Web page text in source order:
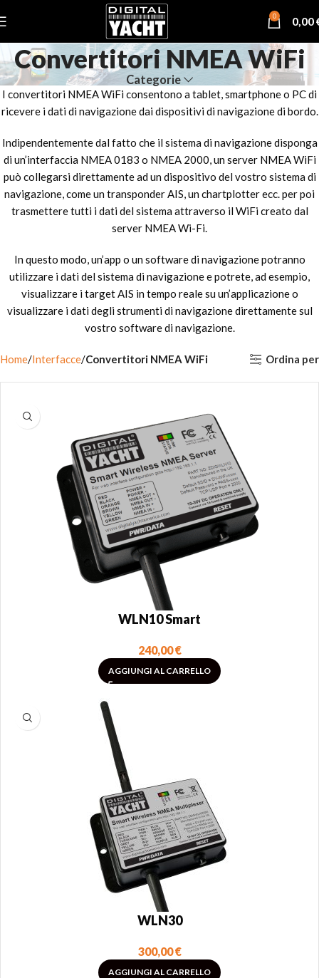
0 0,00
Convertitori NMEA WiFi
Categorie
I convertitori NMEA WiFi consentono a tablet, smartphone o PC di
ricevere i dati di navigazione dai dispositivi di navigazione di bordo.
Indipendentemente dal fatto che il sistema di navigazione disponga
di un’interfaccia NMEA 0183 o NMEA 2000, un server NMEA WiFi
può collegarsi direttamente ad un dispositivo del vostro sistema di
navigazione, come un transponder AIS, un chartplotter ecc. per poi
trasmettere tutti i dati del sistema attraverso il WiFi creato dal
server NMEA Wi-Fi.
In questo modo, un’app o un software di navigazione potranno
utilizzare i dati del sistema di navigazione e potrete, ad esempio,
visualizzare i target AIS in tempo reale su un’applicazione o
visualizzare i dati degli strumenti di navigazione direttamente sul
vostro software di navigazione.
Home Interfacce Convertitori NMEA WiFi Ordina per
WLN10 Smart
240,00€
AGGIUNGI AL CARRELLO
WLN30
300,00€
AGGIUNGI AL CARRELLO